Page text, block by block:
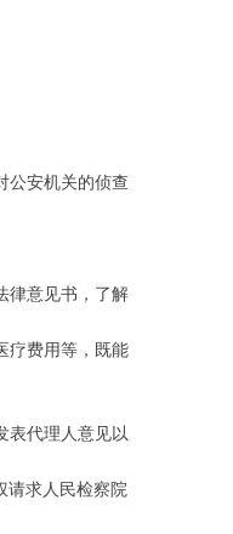
公安机关的侦查
律意见书，了解
疗费用等，既能
表代理人意见以
请求人民检察院